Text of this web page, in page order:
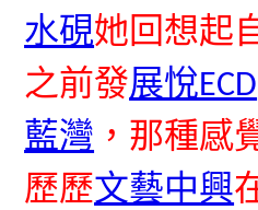
水硯她回想起
之前發展悅ECD
藍灣 ，那種感
歷歷文藝中興